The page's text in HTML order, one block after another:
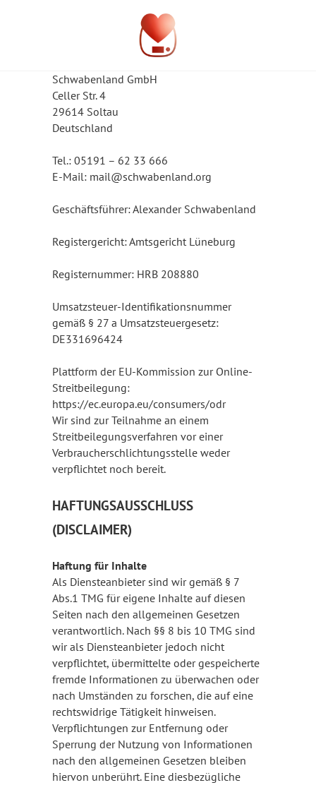
Schwabenland GmbH
Celler Str. 4
29614 Soltau
Deutschland
Tel.: 05191 – 62 33 666
E-Mail: mail@schwabenland.org
Geschäftsführer: Alexander Schwabenland
Registergericht: Amtsgericht Lüneburg
Registernummer: HRB 208880
Umsatzsteuer-Identifikationsnummer
gemäß § 27 a Umsatzsteuergesetz:
DE331696424
Plattform der EU-Kommission zur Online-
Streitbeilegung:
https://ec.europa.eu/consumers/odr
Wir sind zur Teilnahme an einem
Streitbeilegungsverfahren vor einer
Verbraucherschlichtungsstelle weder
verpflichtet noch bereit.
HAFTUNGSAUSSCHLUSS
(DISCLAIMER)
Haftung für Inhalte
Als Diensteanbieter sind wir gemäß § 7
Abs.1 TMG für eigene Inhalte auf diesen
Seiten nach den allgemeinen Gesetzen
verantwortlich. Nach §§ 8 bis 10 TMG sind
wir als Diensteanbieter jedoch nicht
verpflichtet, übermittelte oder gespeicherte
fremde Informationen zu überwachen oder
nach Umständen zu forschen, die auf eine
rechtswidrige Tätigkeit hinweisen.
Verpflichtungen zur Entfernung oder
Sperrung der Nutzung von Informationen
nach den allgemeinen Gesetzen bleiben
hiervon unberührt. Eine diesbezügliche